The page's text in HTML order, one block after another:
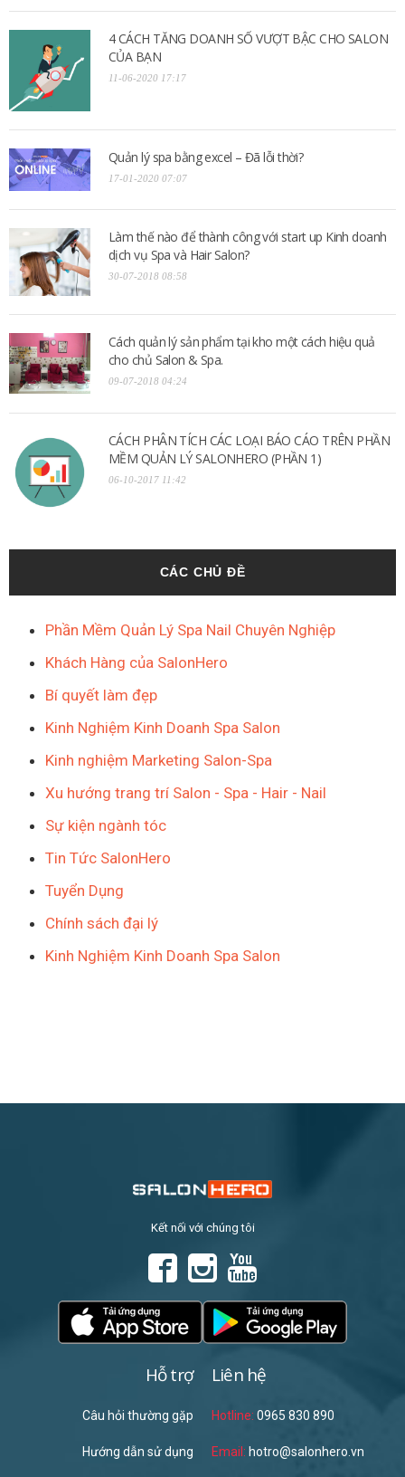
4 CÁCH TĂNG DOANH SỐ VƯỢT BẬC CHO SALON
CỦA BẠN
11-06-2020 17:17
Quản lý spa bằng excel – Đã lỗi thời?
17-01-2020 07:07
Làm thế nào để thành công với start up Kinh doanh
dịch vụ Spa và Hair Salon?
30-07-2018 08:58
Cách quản lý sản phẩm tại kho một cách hiệu quả
cho chủ Salon & Spa.
09-07-2018 04:24
CÁCH PHÂN TÍCH CÁC LOẠI BÁO CÁO TRÊN PHẦN
MỀM QUẢN LÝ SALONHERO (PHẦN 1)
06-10-2017 11:42
CÁC CHỦ ĐỀ
Phần Mềm Quản Lý Spa Nail Chuyên Nghiệp
Khách Hàng của SalonHero
Bí quyết làm đẹp
Kinh Nghiệm Kinh Doanh Spa Salon
Kinh nghiệm Marketing Salon-Spa
Xu hướng trang trí Salon - Spa - Hair - Nail
Sự kiện ngành tóc
Tin Tức SalonHero
Tuyển Dụng
Chính sách đại lý
Kinh Nghiệm Kinh Doanh Spa Salon
Kết nối với chúng tôi
Hỗ trợ
Câu hỏi thường gặp
Hướng dẫn sử dụng
Liên hệ
Hotline: 0965 830 890
Email: hotro@salonhero.vn